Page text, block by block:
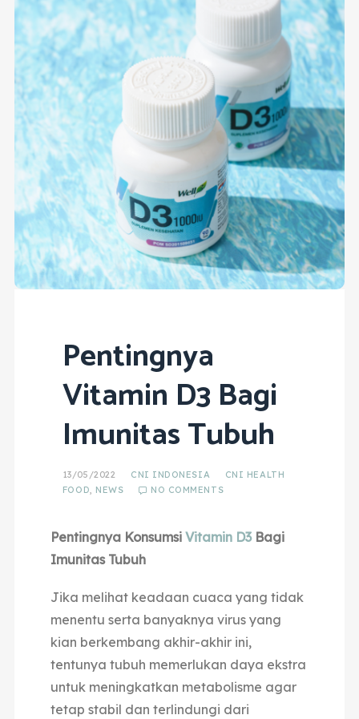
Pentingnya
Vitamin D3 Bagi
Imunitas Tubuh
13/05/2022 CNI INDONESIA
CNI HEALTH
FOOD, NEWS NO COMMENTS
Pentingnya Konsumsi Vitamin D3Bagi
Imunitas Tubuh
Jika melihat keadaan cuaca yang tidak
menentu serta banyaknya virus yang
kian berkembang akhir-akhir ini,
tentunya tubuh memerlukan daya ekstra
untuk meningkatkan metabolisme agar
tetap stabil dan terlindungi dari